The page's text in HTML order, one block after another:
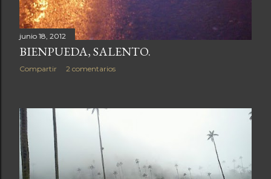
junio 18, 2012
BIENPUEDA, SALENTO.
Compartir 2 comentarios